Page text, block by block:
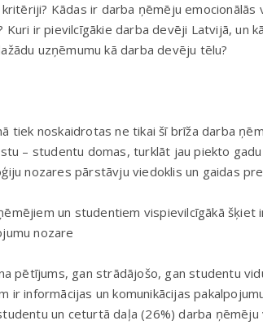
Kādas ir darba ņēmēju
Kuri ir pievilcīgākie darba devēji Latvijā, un
uzņēmumu kā darba devēju tēlu?
tiek noskaidrotas ne tikai šī brīža darba
– studentu domas, turklāt jau piekto
nozares pārstāvju viedoklis un gaidas
un studentiem vispievilcīgākā šķiet
nozare
pētījums, gan strādājošo, gan studentu
ir informācijas un komunikācijas
un ceturtā daļa (26%) darba